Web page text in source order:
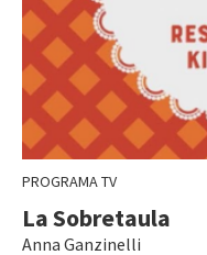
PROGRAMA TV
La Sobretaula
Anna Ganzinelli